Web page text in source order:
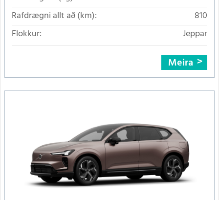
Rafdrægni allt að (km):
810
Flokkur:
Jeppar
Meira